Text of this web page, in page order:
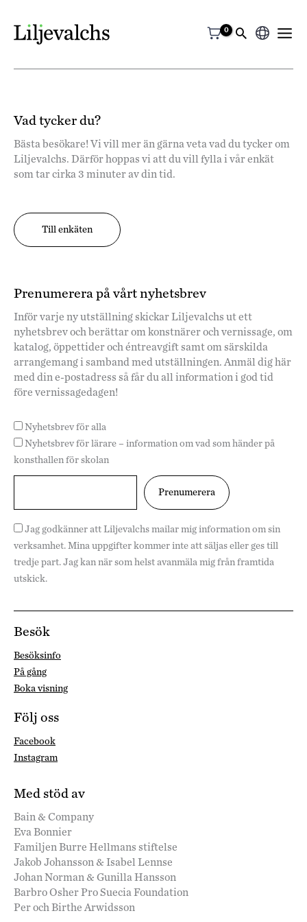
Välj
ett
Vad tycker du?
Bästa besökare! Vi vill mer än gärna veta vad du tycker om
Liljevalchs. Därför hoppas vi att du vill fylla i vår enkät
som tar cirka 3 minuter av din tid.
Till enkäten
Prenumerera på vårt nyhetsbrev
Inför varje ny utställning skickar Liljevalchs ut ett
nyhetsbrev och berättar om konstnärer och vernissage, om
katalog, öppettider och éntreavgift samt om särskilda
arrangemang i samband med utställningen. Anmäl dig här
med din e-postadress så får du all information i god tid
före vernissagedagen!
Nyhetsbrev för alla
Nyhetsbrev för lärare – information om vad som händer på
konsthallen för skolan
Jag godkänner att Liljevalchs mailar mig information om sin
verksamhet. Mina uppgifter kommer inte att säljas eller ges till
tredje part. Jag kan när som helst avanmäla mig från framtida
utskick.
Besök
Besöksinfo
På gång
Boka visning
Följ oss
Facebook
Instagram
Med stöd av
Bain & Company
Eva Bonnier
Familjen Burre Hellmans stiftelse
Jakob Johansson & Isabel Lennse
Johan Norman & Gunilla Hansson
Barbro Osher Pro Suecia Foundation
Per och Birthe Arwidsson